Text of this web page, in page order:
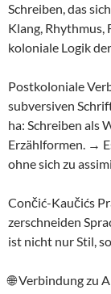
Schreiben, das
Klang, Rhythmus,
koloniale Logik
Postkoloniale
subversiven
ha: Schreiben als
Erzählformen. →
ohne sich zu
Cončić-Kaučićs
zerschneiden
ist nicht nur Stil,
🌐 Verbindung